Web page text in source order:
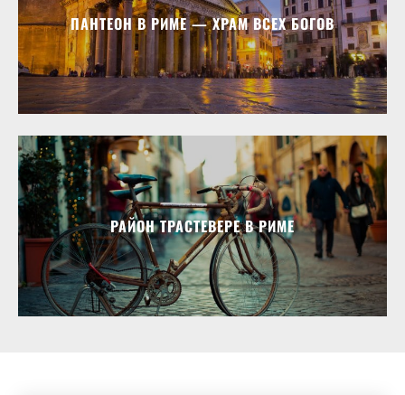
ПАНТЕОН В РИМЕ — ХРАМ ВСЕХ БОГОВ
РАЙОН ТРАСТЕВЕРЕ В РИМЕ